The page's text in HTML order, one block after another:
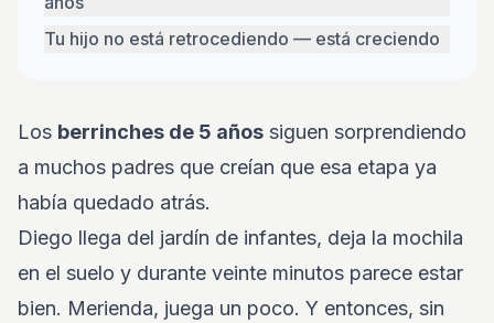
Tu hijo no está retrocediendo — está creciendo
Los berrinches de 5 años siguen sorprendiendo
a muchos padres que creían que esa etapa ya
había quedado atrás.
Diego llega del jardín de infantes, deja la mochila
en el suelo y durante veinte minutos parece estar
bien. Merienda, juega un poco. Y entonces, sin